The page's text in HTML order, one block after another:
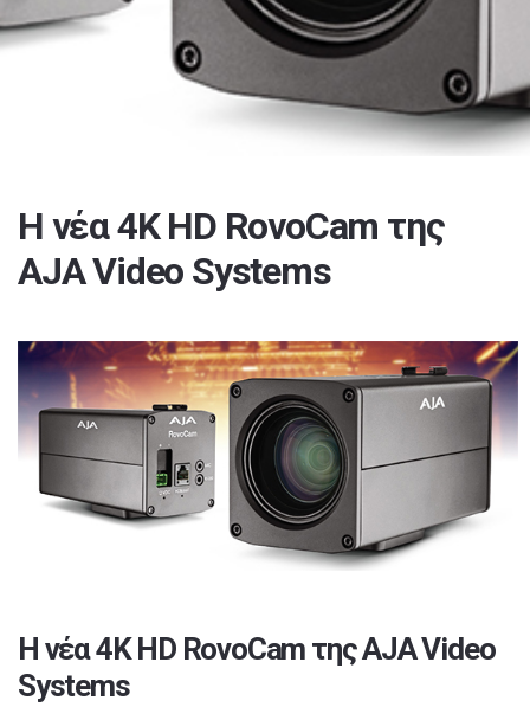
H νέα 4K HD RovoCam της
AJA Video Systems
H νέα 4K HD RovoCam της AJA Video
Systems